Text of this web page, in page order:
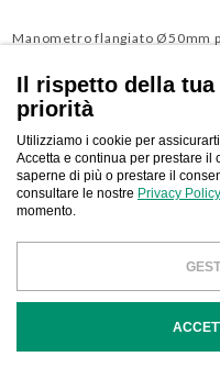
Manometro flangiato Ø50mm
acciaio e PA antisolvente.
CONTATTACI
CODICE
Il rispetto della
priorità
Utilizziamo i cookie per
Accetta e continua per prestare il
saperne di più o prestare il
consultare le nostre Privacy Policy
momento.